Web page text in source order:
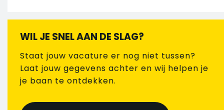
WIL JE SNEL AAN DE SLAG?
Staat jouw vacature er nog niet tussen?
Laat jouw gegevens achter en wij helpen je
je baan te ontdekken.